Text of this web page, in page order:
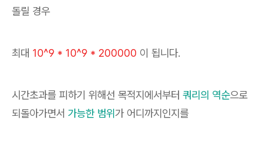
돌릴 경우
최대 10^9 * 10^9 * 200000 이 됩니다.
시간초과를 피하기 위해선 목적지에서부터 쿼리의 역순으로
되돌아가면서 가능한 범위 가 어디까지인지를